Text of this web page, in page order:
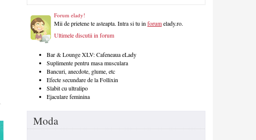
Forum elady!
Mii de prietene te asteapta. Intra si tu inforumelady.ro.
Ultimele discutii in forum
Bar & Lounge XLV: Cafeneaua eLady
Suplimente pentru masa musculara
Bancuri, anecdote, glume, etc
Efecte secundare de la Follixin
Slabit cu ultralipo
Ejaculare feminina
Moda